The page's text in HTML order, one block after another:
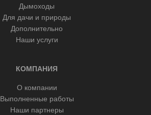
Дымоходы
Для дачи и природы
Дополнительно
Наши услуги
КОМПАНИЯ
О компании
Выполненные работы
Наши партнеры